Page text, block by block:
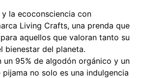
la ecoconsciencia con
Living Crafts, una prenda que
aquellos que valoran tanto su
bienestar del planeta.
un 95% de algodón orgánico y un
pijama no solo es una indulgencia